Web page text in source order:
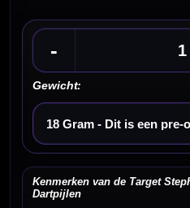
-
Gewicht:
Kies een optie
Kenmerken van de Target
Dartpijlen